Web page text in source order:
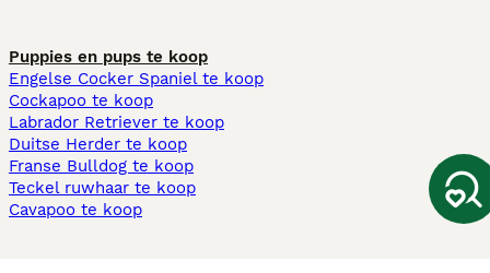
Puppies en pups te koop
Engelse Cocker Spaniel te koop
Cockapoo te koop
Labrador Retriever te koop
Duitse Herder te koop
Franse Bulldog te koop
Teckel ruwhaar te koop
Cavapoo te koop